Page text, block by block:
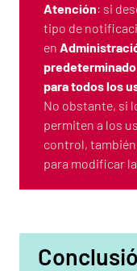
Atención: si
tipo de
en
predeterminado
para todos los
No obstante, si
permiten a los
control,
para modificar